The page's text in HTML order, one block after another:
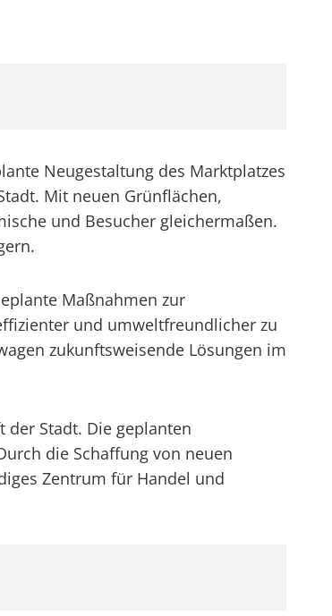
Neugestaltung des Marktplatzes
Mit neuen Grünflächen,
und Besucher gleichermaßen.
Maßnahmen zur
und umweltfreundlicher zu
zukunftsweisende Lösungen im
Stadt. Die geplanten
die Schaffung von neuen
Zentrum für Handel und